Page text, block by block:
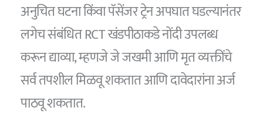
अनुचित घटना किंवा पॅसेंजर ट्रेन अपघात घडल्यानंतर
लगेच संबंधित RCT खंडपीठाकडे नोंदी उपलब्ध
करून द्याव्या, म्हणजे जे जखमी आणि मृत व्यक्तींचे
सर्व तपशील मिळवू शकतात आणि दावेदारांना अर्ज
पाठवू शकतात.